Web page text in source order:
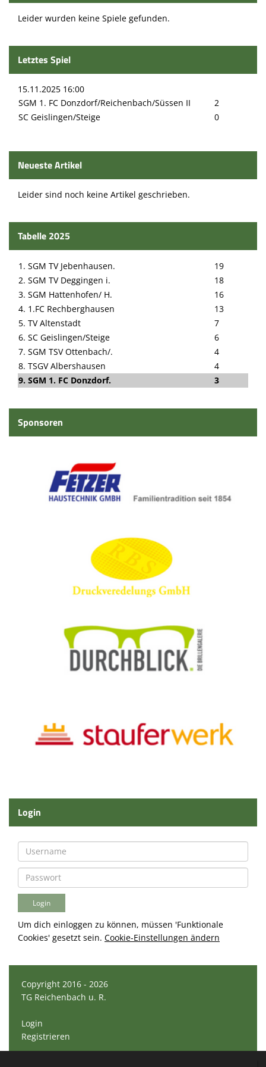
Leider wurden keine Spiele gefunden.
Letztes Spiel
15.11.2025 16:00
SGM 1. FC Donzdorf/Reichenbach/Süssen II
2
SC Geislingen/Steige
0
Neueste Artikel
Leider sind noch keine Artikel geschrieben.
Tabelle 2025
1. SGM TV Jebenhausen.
19
2. SGM TV Deggingen i.
18
3. SGM Hattenhofen/ H.
16
4. 1.FC Rechberghausen
13
5. TV Altenstadt
7
6. SC Geislingen/Steige
6
7. SGM TSV Ottenbach/.
4
8. TSGV Albershausen
4
9. SGM 1. FC Donzdorf.
3
Sponsoren
Login
Um dich einloggen zu können, müssen 'Funktionale
Cookies' gesetzt sein. Cookie-Einstellungen ändern
Copyright 2016 - 2026
TG Reichenbach u. R.
Login
Registrieren